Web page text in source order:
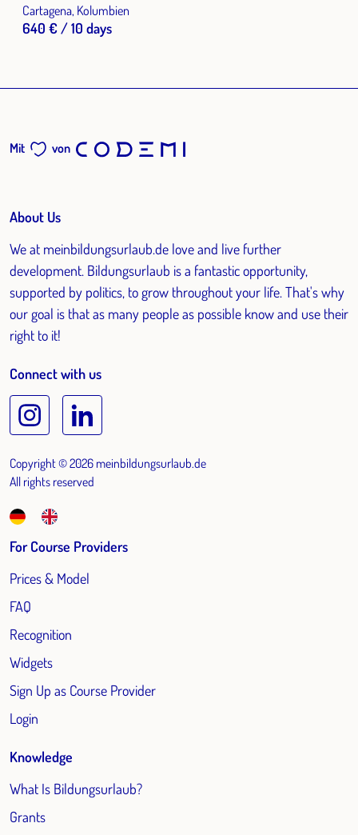
Cartagena, Kolumbien
640 € / 10 days
Mit von
About Us
We at meinbildungsurlaub.de love and live further
development. Bildungsurlaub is a fantastic opportunity,
supported by politics, to grow throughout your life. That's why
our goal is that as many people as possible know and use their
right to it!
Connect with us
Copyright © 2026 meinbildungsurlaub.de
All rights reserved
For Course Providers
Prices & Model
FAQ
Recognition
Widgets
Sign Up as Course Provider
Login
Knowledge
What Is Bildungsurlaub?
Grants